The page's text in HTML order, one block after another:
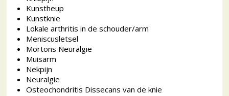
Kunstheup
Kunstknie
Lokale arthritis in de schouder/arm
Meniscusletsel
Mortons Neuralgie
Muisarm
Nekpijn
Neuralgie
Osteochondritis Dissecans van de knie